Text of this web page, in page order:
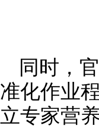
同时，
准化作业
立专家营